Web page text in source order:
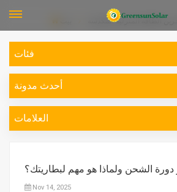
الطاقة المنزلية المكدسة
فئات
أحدث مدونة
العلامات
الشحن ولماذا هو مهم لبطاريتك؟
Nov 14, 2025